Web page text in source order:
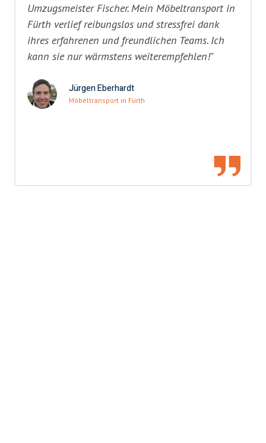
Umzugsmeister Fischer. Mein Möbeltransport in
Fürth verlief reibungslos und stressfrei dank
ihres erfahrenen und freundlichen Teams. Ich
kann sie nur wärmstens weiterempfehlen!"
Jürgen Eberhardt
Möbeltransport in Fürth